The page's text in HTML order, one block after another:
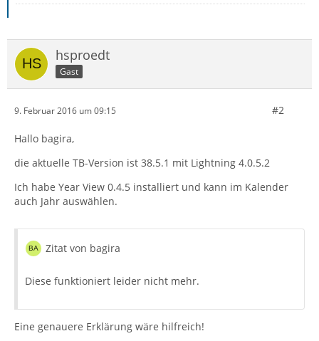
hsproedt
Gast
9. Februar 2016 um 09:15 #2
Hallo bagira,
die aktuelle TB-Version ist 38.5.1 mit Lightning 4.0.5.2
Ich habe Year View 0.4.5 installiert und kann im Kalender
auch Jahr auswählen.
Zitat von bagira
Diese funktioniert leider nicht mehr.
Eine genauere Erklärung wäre hilfreich!